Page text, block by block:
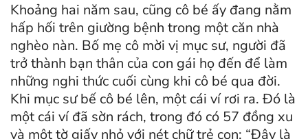
Khoảng hai năm sau, cũng cô bé ấy đang nằm
hấp hối trên giường bệnh trong một căn nhà
nghèo nàn. Bố mẹ cô mời vị mục sư, người đã
trở thành bạn thân của con gái họ đến để làm
những nghi thức cuối cùng khi cô bé qua đời.
Khi mục sư bế cô bé lên, một cái ví rơi ra. Đó là
một cái ví đã sờn rách, trong đó có 57 đồng xu
và một tờ giấy nhỏ với nét chữ trẻ con: “Đây là